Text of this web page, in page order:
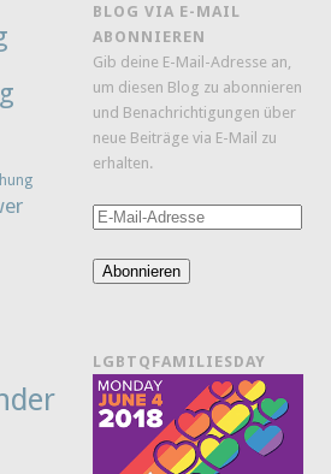
BLOG VIA E-MAIL
ABONNIEREN
Gib deine E-Mail-Adresse an,
um diesen Blog zu abonnieren
und Benachrichtigungen über
neue Beiträge via E-Mail zu
erhalten.
E-
Adresse
Abonnieren
LGBTQFAMILIESDAY